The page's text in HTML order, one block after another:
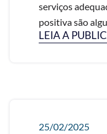
serviços
positiva são
LEIA A
25/02/2025